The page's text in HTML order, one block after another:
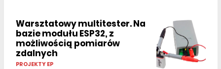
Warsztatowy multitester. Na
bazie modułu ESP32, z
możliwością pomiarów
zdalnych
PROJEKTY EP